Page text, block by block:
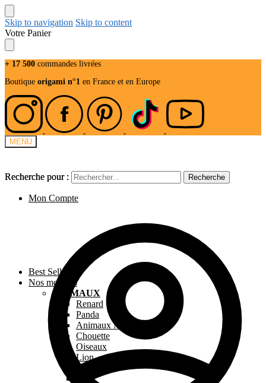
Skip to navigation Skip to content
Votre Panier
+ 17 500 commandes livrées
Boutique origami n°1 en France et en Europe
MENU
Recherche pour : Recherche
Mon Compte
Recherche pour : Recherche
Best Sellers
Nos modèles
ANIMAUX
Renard
Panda
Animaux Marins
Chouette
Oiseaux
Lion